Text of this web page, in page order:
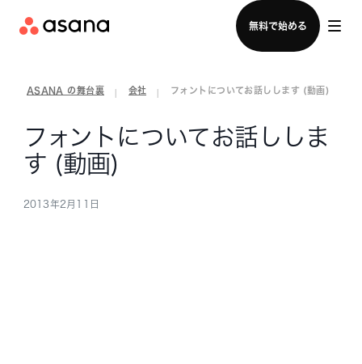
無料で始める
セールスチームに問い合わせる
ASANA の舞台裏 会社 フォントについてお話しします (動画)
フォントについてお話ししま
す (動画)
2013年2月11日